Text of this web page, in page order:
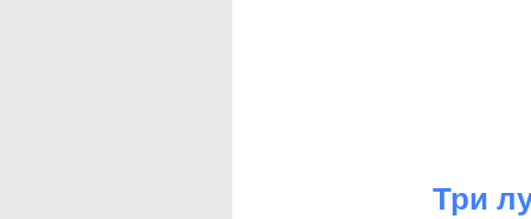
Три